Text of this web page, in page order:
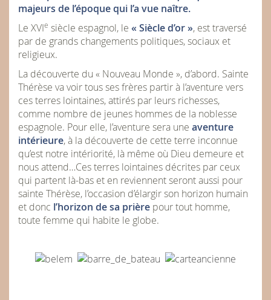
majeurs de l’époque qui l’a vue naître.
Le XVIe siècle espagnol, le « Siècle d’or », est traversé
par de grands changements politiques, sociaux et
religieux.
La découverte du « Nouveau Monde », d’abord. Sainte
Thérèse va voir tous ses frères partir à l’aventure vers
ces terres lointaines, attirés par leurs richesses,
comme nombre de jeunes hommes de la noblesse
espagnole. Pour elle, l’aventure sera une aventure
intérieure, à la découverte de cette terre inconnue
qu’est notre intériorité, là même où Dieu demeure et
nous attend…Ces terres lointaines décrites par ceux
qui partent là-bas et en reviennent seront aussi pour
sainte Thérèse, l’occasion d’élargir son horizon humain
et donc l’horizon de sa prière pour tout homme,
toute femme qui habite le globe.